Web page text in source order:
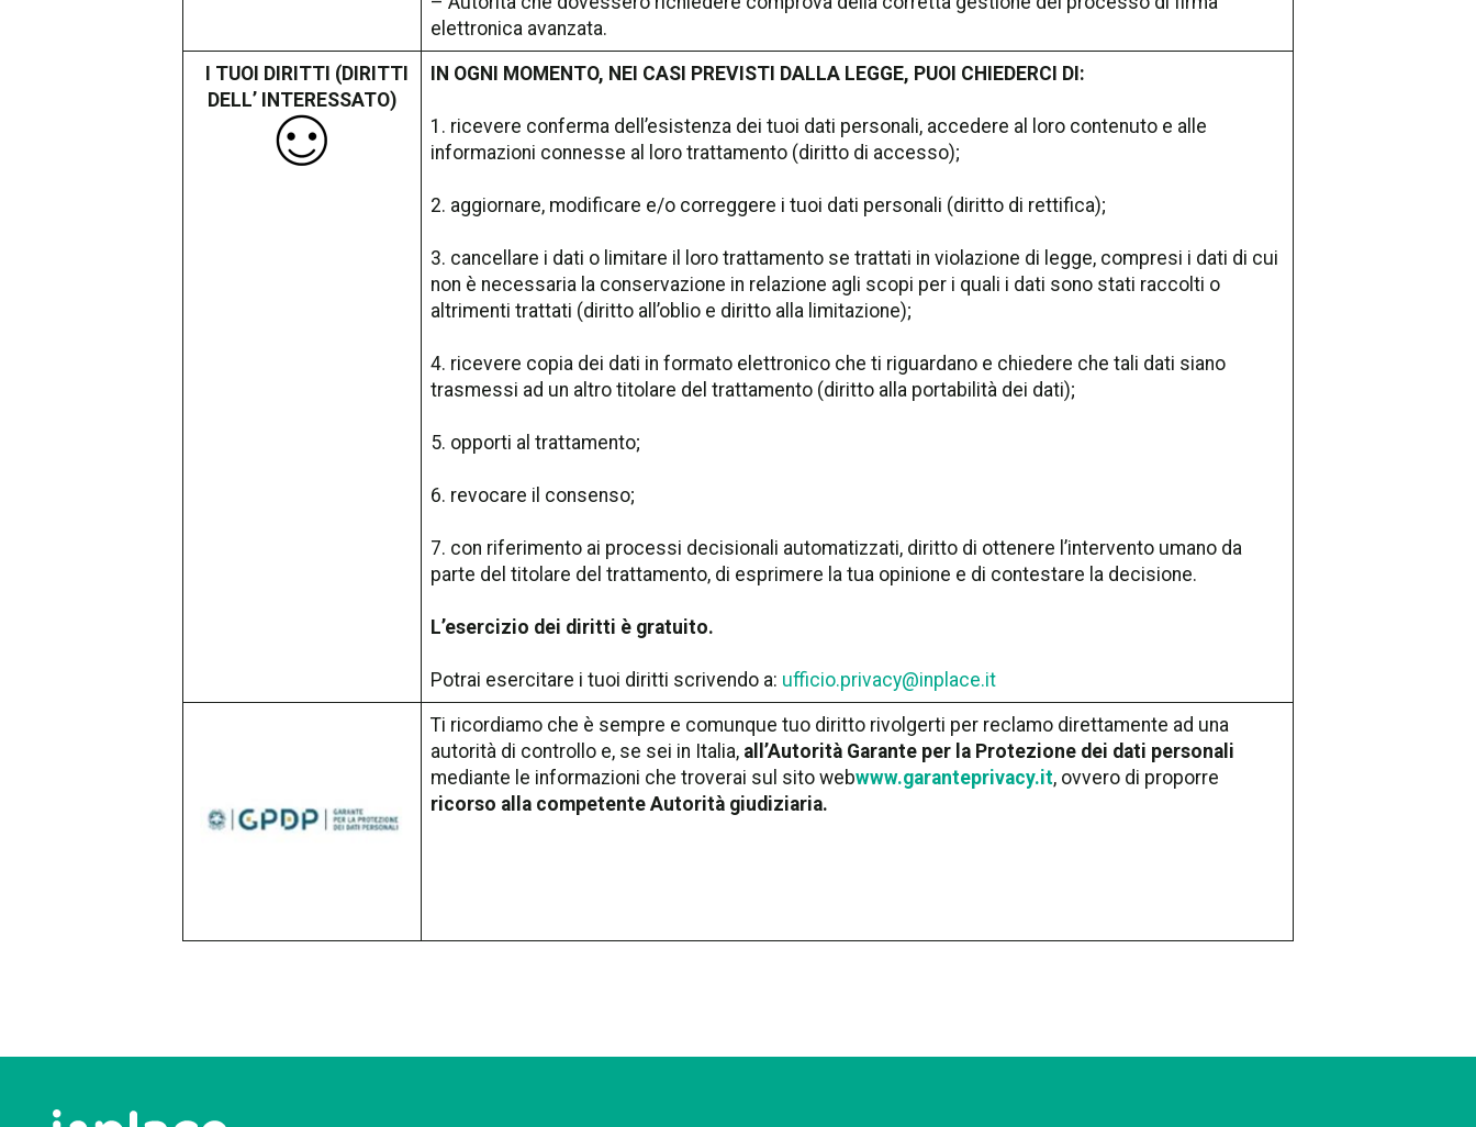
elettronica avanzata.
I TUOI DIRITTI (DIRITTI
DELL’ INTERESSATO)
IN OGNI MOMENTO, NEI CASI PREVISTI DALLA LEGGE, PUOI CHIEDERCI DI:
1. ricevere conferma dell’esistenza dei tuoi dati personali, accedere al loro contenuto e alle
informazioni connesse al loro trattamento (diritto di accesso);
2. aggiornare, modificare e/o correggere i tuoi dati personali (diritto di rettifica);
3. cancellare i dati o limitare il loro trattamento se trattati in violazione di legge, compresi i dati di cui
non è necessaria la conservazione in relazione agli scopi per i quali i dati sono stati raccolti o
altrimenti trattati (diritto all’oblio e diritto alla limitazione);
4. ricevere copia dei dati in formato elettronico che ti riguardano e chiedere che tali dati siano
trasmessi ad un altro titolare del trattamento (diritto alla portabilità dei dati);
5. opporti al trattamento;
6. revocare il consenso;
7. con riferimento ai processi decisionali automatizzati, diritto di ottenere l’intervento umano da
parte del titolare del trattamento, di esprimere la tua opinione e di contestare la decisione.
L’esercizio dei diritti è gratuito.
Potrai esercitare i tuoi diritti scrivendo a: ufficio.privacy@inplace.it
Ti ricordiamo che è sempre e comunque tuo diritto rivolgerti per reclamo direttamente ad una
autorità di controllo e, se sei in Italia, all’Autorità Garante per la Protezione dei dati personali
mediante le informazioni che troverai sul sito webwww.garanteprivacy.it, ovvero di proporre
ricorso alla competente Autorità giudiziaria.